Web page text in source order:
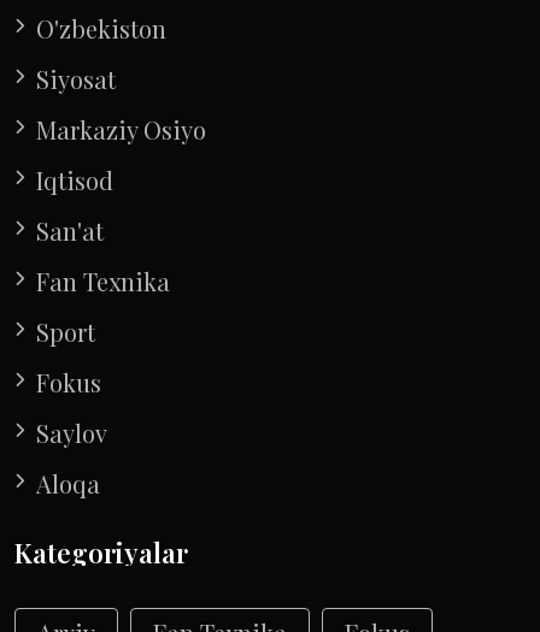
O'zbekiston
Siyosat
Markaziy Osiyo
Iqtisod
San'at
Fan Texnika
Sport
Fokus
Saylov
Aloqa
Kategoriyalar